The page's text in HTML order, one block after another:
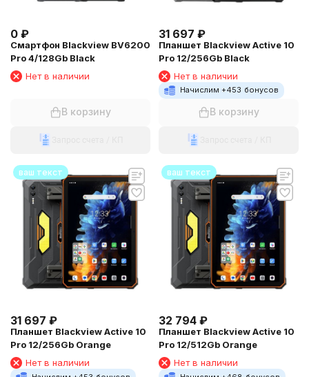
0 ₽
Смартфон Blackview BV6200
Pro 4/128Gb Black
Нет в наличии
В корзину
31 697 ₽
Планшет Blackview Active 10
Pro 12/256Gb Black
Нет в наличии
Начислим +453 бонусов
В корзину
ваш текст
31 697 ₽
Планшет Blackview Active 10
Pro 12/256Gb Orange
Нет в наличии
ваш текст
32 794 ₽
Планшет Blackview Active 10
Pro 12/512Gb Orange
Нет в наличии